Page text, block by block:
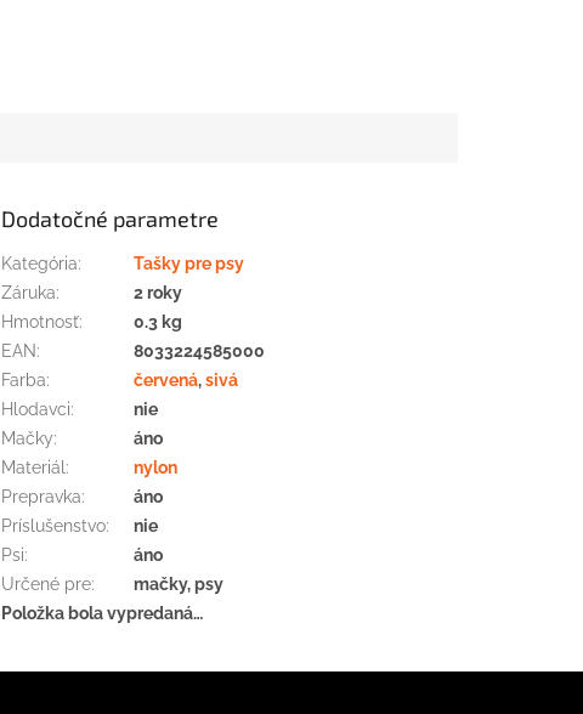
Dodatočné parametre
Kategória:
Tašky pre psy
Záruka:
2 roky
Hmotnosť:
0.3 kg
EAN:
8033224585000
Farba: červená,sivá
Hlodavci:
nie
Mačky:
áno
Materiál:
nylon
Prepravka:
áno
Príslušenstvo:
nie
Psi:
áno
Určené pre:
mačky, psy
Položka bola vypredaná…